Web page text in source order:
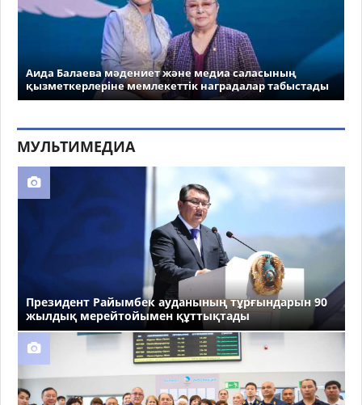
Аида Балаева мәдениет және медиа саласының
қызметкерлеріне мемлекеттік наградалар табыстады
МУЛЬТИМЕДИА
Президент Райымбек ауданының тұрғындарын 90
жылдық мерейтойымен құттықтады